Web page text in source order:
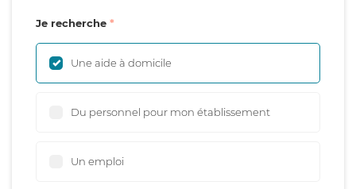
Je recherche
Une aide à domicile
Du personnel pour mon établissement
Un emploi